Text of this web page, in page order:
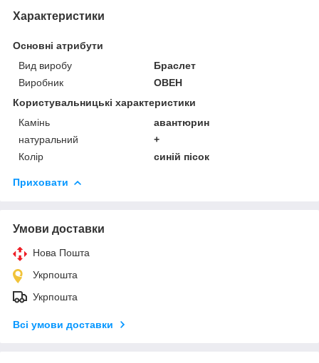
Характеристики
Основні атрибути
Вид виробу
Браслет
Виробник
ОВЕН
Користувальницькі характеристики
Камінь
авантюрин
натуральний
+
Колір
синій пісок
Приховати
Умови доставки
Нова Пошта
Укрпошта
Укрпошта
Всі умови доставки